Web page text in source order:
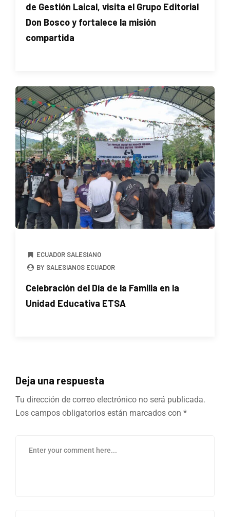
de Gestión Laical, visita el Grupo Editorial
Don Bosco y fortalece la misión
compartida
ECUADOR SALESIANO
BY SALESIANOS ECUADOR
Celebración del Día de la Familia en la
Unidad Educativa ETSA
Deja una respuesta
Tu dirección de correo electrónico no será publicada.
Los campos obligatorios están marcados con *